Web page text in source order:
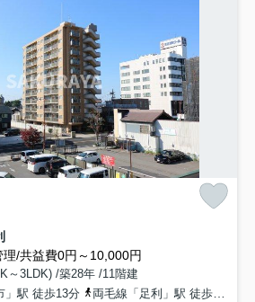
理/共益費0円～10,000円
～3LDK) /築28年 /11階建
」駅 徒歩13分
両毛線「足利」駅 徒歩14分